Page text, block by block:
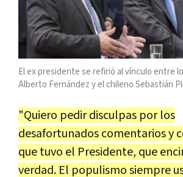
El ex presidente se refirió al vínculo entre
Alberto Fernández y el chileno Sebastián
"Quiero pedir disculpas por los
desafortunados comentarios y
que tuvo el Presidente, que
verdad. El populismo siempre